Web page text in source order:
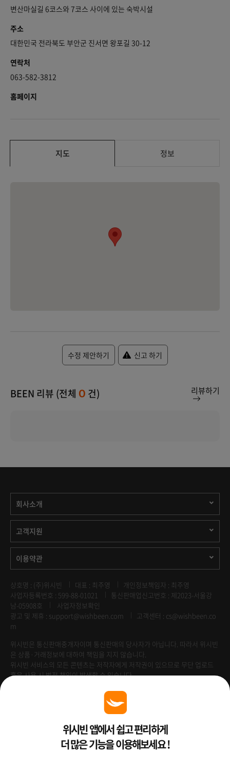
변산마실길 6코스와 7코스 사이에 있는 숙박시설
주소
대한민국 전라북도 부안군 진서면 왕포길 30-12
연락처
063-582-3812
홈페이지
지도 정보
수정 제안하기 신고 하기
BEEN 리뷰 (전체 0 건) 리뷰하기
회사소개
고객지원
이용약관
상호명 : (주)위시빈 대표 : 최주영
개인정보책임자 : 최주영
사업자등록번호 : 599-88-01021
통신판매업신고번호 : 제2023-서울강
남-05908호
사업자정보확인
광고 및 제휴 : support@wishbeen.com
고객센터 : cs@wishbeen.co
m
위시빈은 통신판매중개자이며 통신판매의 당사자가 아닙니다. 따라서 위시빈
은 상품·거래정보에 대하여 책임을 지지 않습니다.
위시빈 서비스의 모든 콘텐츠는 저작자에게 저작권이 있으므로 무단 업로드
혹은 사용 시 법적 책임이 발생할 수 있습니다.
Venture Enterprise위시빈 앱에서 쉽고 편리하게
더 많은 기능을 이용해보세요 !